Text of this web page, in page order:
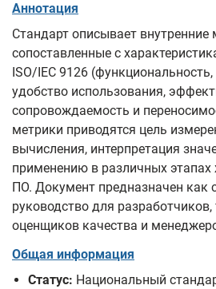
Аннотация
Стандарт описывает внутренние
сопоставленные с
ISO/IEC 9126
удобство использования,
сопровождаемость и
метрики приводятся цель
вычисления, интерпретация
применению в различных этапах
ПО. Документ предназначен как
руководство для
оценщиков качества и
Общая информация
Статус: Национальный